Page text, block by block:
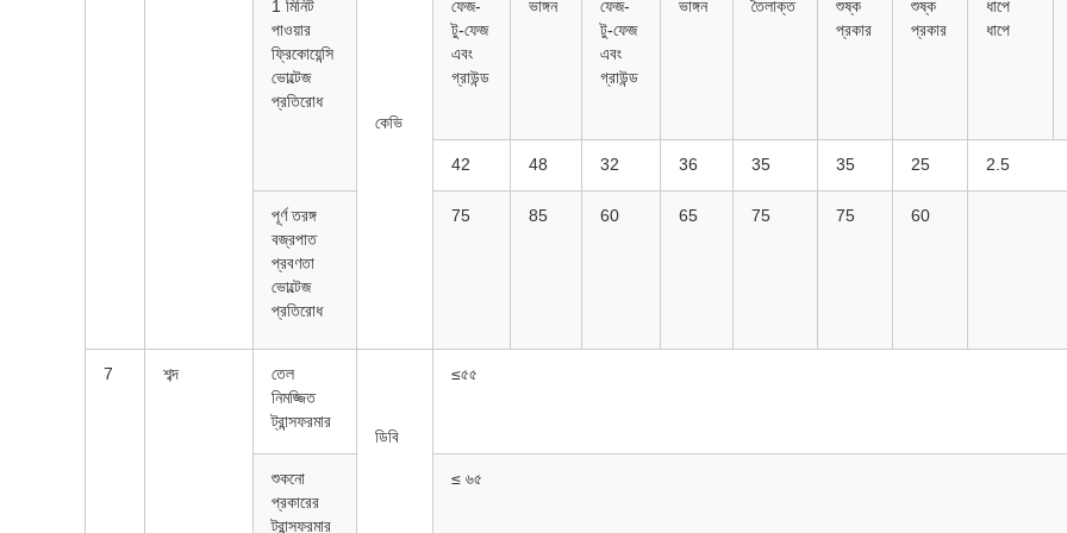
কেভি
1 মিনিট
পাওয়ার
ফ্রিকোয়েন্সি
ভোল্টেজ
প্রতিরোধ
ফেজ-
টু-ফেজ
এবং
গ্রাউন্ড
ভাঙ্গন
ফেজ-
টু-ফেজ
এবং
গ্রাউন্ড
ভাঙ্গন তৈলাক্ত
শুষ্ক
প্রকার
শুষ্ক
প্রকার
ধাপে
ধাপে
42 48 32 36 35 35 25 2.5
পূর্ণ তরঙ্গ
বজ্রপাত
প্রবণতা
ভোল্টেজ
প্রতিরোধ
75 85 60 65 75 75 60
7 শব্দ
তেল
নিমজ্জিত
ট্রান্সফরমার
ডিবি
≤৫৫
শুকনো
প্রকারের
ট্রান্সফরমার
≤ ৬৫